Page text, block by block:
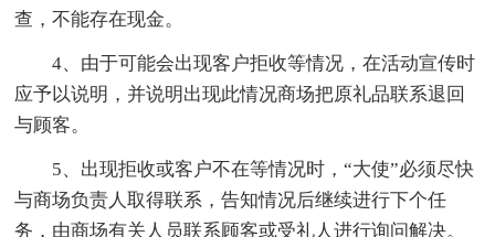
查，不能存在现金。
4、由于可能会出现客户拒收等情况，在活动宣传时
应予以说明，并说明出现此情况商场把原礼品联系退回
与顾客。
5、出现拒收或客户不在等情况时，“大使”必须尽快
与商场负责人取得联系，告知情况后继续进行下个任
务，由商场有关人员联系顾客或受礼人进行询问解决。